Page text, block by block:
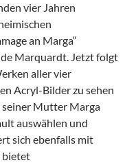
vier Jahren
an Marga“
Marquardt. Jetzt folgt
aller vier
Acryl-Bilder zu sehen
seiner Mutter Marga
auswählen und
sich ebenfalls mit
bietet